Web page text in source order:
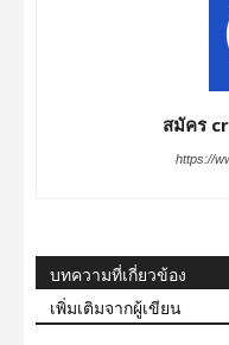
สมัคร
https://
บทความที่เกี่ยวข้อง
เพิ่มเติมจากผู้เขียน